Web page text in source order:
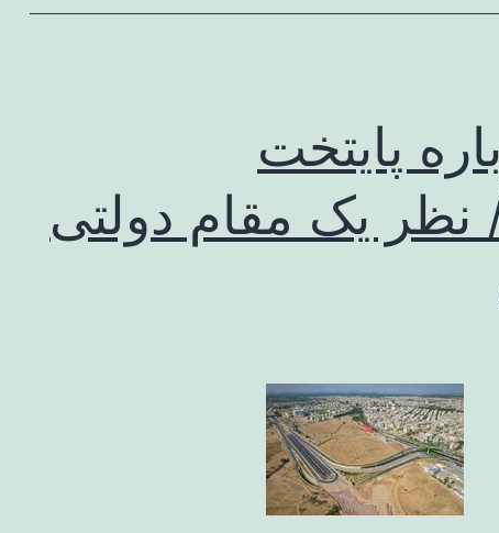
پایتخت
یک مقام دولتی